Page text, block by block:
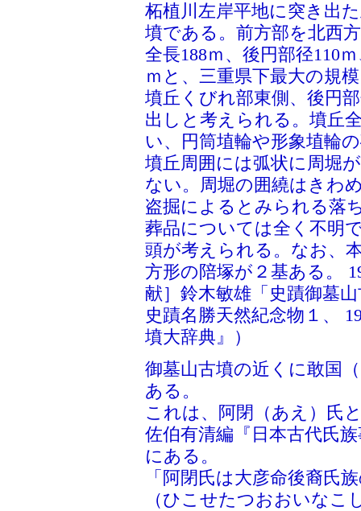
柘植川左岸平地に突き出
墳である。前方部を北西
全長188ｍ、後円部径110
ｍと、三重県下最大の規
墳丘くびれ部東側、後円
出しと考えられる。墳丘
い、円筒埴輪や形象埴輪
墳丘周囲には弧状に周堀
ない。周堀の囲繞はきわ
盗掘によるとみられる落
葬品については全く不明
頭が考えられる。なお、
方形の陪塚が２基ある。
献］鈴木敏雄「史蹟御墓
史蹟名勝天然紀念物１、
墳大辞典』）
御墓山古墳の近くに敢国
ある。
これは、阿閉（あえ）氏
佐伯有清編『日本古代氏
にある。
「阿閉氏は大彦命後裔氏
（ひこせたつおおいなこ